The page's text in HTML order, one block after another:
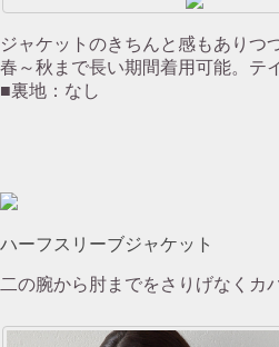
ジャケットのきちんと感もありつ
春～秋まで長い期間着用可能。テ
■裏地：なし
ハーフスリーブジャケット
二の腕から肘までをさりげなくカ